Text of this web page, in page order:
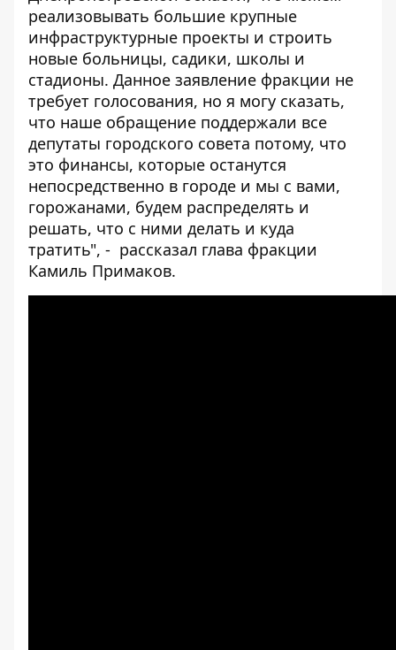
реализовывать большие крупные
инфраструктурные проекты и строить
новые больницы, садики, школы и
стадионы. Данное заявление фракции не
требует голосования, но я могу сказать,
что наше обращение поддержали все
депутаты городского совета потому, что
это финансы, которые останутся
непосредственно в городе и мы с вами,
горожанами, будем распределять и
решать, что с ними делать и куда
тратить", - рассказал глава фракции
Камиль Примаков.